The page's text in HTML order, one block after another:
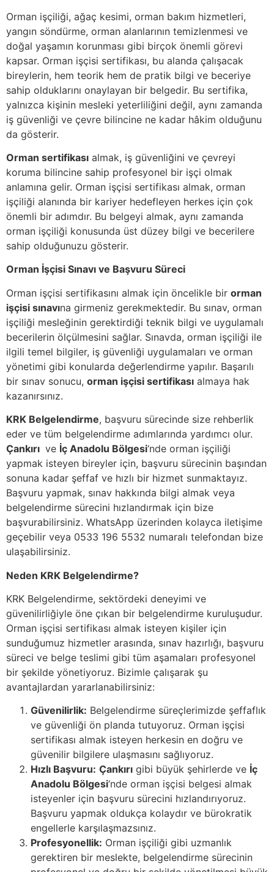
Orman işçiliği, ağaç kesimi, orman bakım hizmetleri,
yangın söndürme, orman alanlarının temizlenmesi ve
doğal yaşamın korunması gibi birçok önemli görevi
kapsar. Orman işçisi sertifikası, bu alanda çalışacak
bireylerin, hem teorik hem de pratik bilgi ve beceriye
sahip olduklarını onaylayan bir belgedir. Bu sertifika,
yalnızca kişinin mesleki yeterliliğini değil, aynı zamanda
iş güvenliği ve çevre bilincine ne kadar hâkim olduğunu
da gösterir.
Orman sertifikası almak, iş güvenliğini ve çevreyi
koruma bilincine sahip profesyonel bir işçi olmak
anlamına gelir. Orman işçisi sertifikası almak, orman
işçiliği alanında bir kariyer hedefleyen herkes için çok
önemli bir adımdır. Bu belgeyi almak, aynı zamanda
orman işçiliği konusunda üst düzey bilgi ve becerilere
sahip olduğunuzu gösterir.
Orman İşçisi Sınavı ve Başvuru Süreci
Orman işçisi sertifikasını almak için öncelikle bir orman
işçisi sınavına girmeniz gerekmektedir. Bu sınav, orman
işçiliği mesleğinin gerektirdiği teknik bilgi ve uygulamalı
becerilerin ölçülmesini sağlar. Sınavda, orman işçiliği ile
ilgili temel bilgiler, iş güvenliği uygulamaları ve orman
yönetimi gibi konularda değerlendirme yapılır. Başarılı
bir sınav sonucu, orman işçisi sertifikası almaya hak
kazanırsınız.
KRK Belgelendirme, başvuru sürecinde size rehberlik
eder ve tüm belgelendirme adımlarında yardımcı olur.
Çankırı ve İç Anadolu Bölgesi‘nde orman işçiliği
yapmak isteyen bireyler için, başvuru sürecinin başından
sonuna kadar şeffaf ve hızlı bir hizmet sunmaktayız.
Başvuru yapmak, sınav hakkında bilgi almak veya
belgelendirme sürecini hızlandırmak için bize
başvurabilirsiniz. WhatsApp üzerinden kolayca iletişime
geçebilir veya 0533 196 5532 numaralı telefondan bize
ulaşabilirsiniz.
Neden KRK Belgelendirme?
KRK Belgelendirme, sektördeki deneyimi ve
güvenilirliğiyle öne çıkan bir belgelendirme kuruluşudur.
Orman işçisi sertifikası almak isteyen kişiler için
sunduğumuz hizmetler arasında, sınav hazırlığı, başvuru
süreci ve belge teslimi gibi tüm aşamaları profesyonel
bir şekilde yönetiyoruz. Bizimle çalışarak şu
avantajlardan yararlanabilirsiniz:
Güvenilirlik: Belgelendirme süreçlerimizde şeffaflık
ve güvenliği ön planda tutuyoruz. Orman işçisi
sertifikası almak isteyen herkesin en doğru ve
güvenilir bilgilere ulaşmasını sağlıyoruz.
Hızlı Başvuru: Çankırı gibi büyük şehirlerde ve İç
Anadolu Bölgesi‘nde orman işçisi belgesi almak
isteyenler için başvuru sürecini hızlandırıyoruz.
Başvuru yapmak oldukça kolaydır ve bürokratik
engellerle karşılaşmazsınız.
Profesyonellik: Orman işçiliği gibi uzmanlık
gerektiren bir meslekte, belgelendirme sürecinin